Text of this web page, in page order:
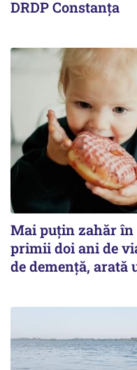
DRDP Constanța
Mai puțin zahăr
primii doi ani de
de demență, arată